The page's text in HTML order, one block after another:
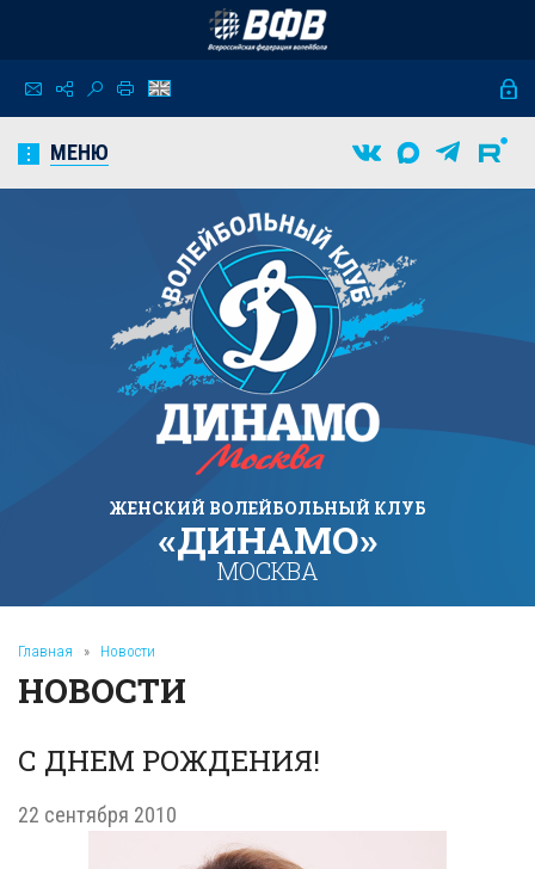
МЕНЮ
ЖЕНСКИЙ ВОЛЕЙБОЛЬНЫЙ КЛУБ
«ДИНАМО»
МОСКВА
Главная » Новости
НОВОСТИ
С ДНЕМ РОЖДЕНИЯ!
22 сентября 2010